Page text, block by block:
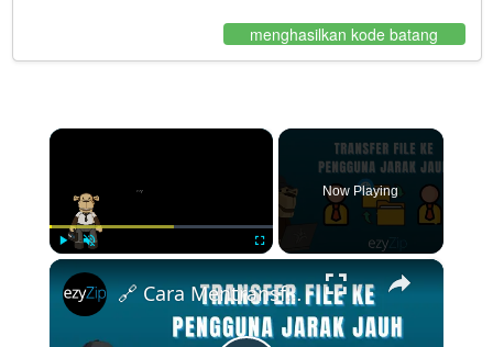
menghasilkan kode batang
×
Now Playing
×
🔗 Cara Mentransfer File ke Pengguna Jarak Jauh Gratis | Tanpa Instalasi Perangkat Lunak